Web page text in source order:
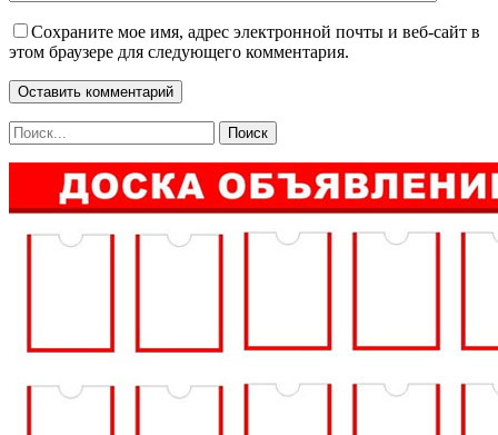
Сохраните мое имя, адрес электронной почты и веб-сайт в
этом браузере для следующего комментария.